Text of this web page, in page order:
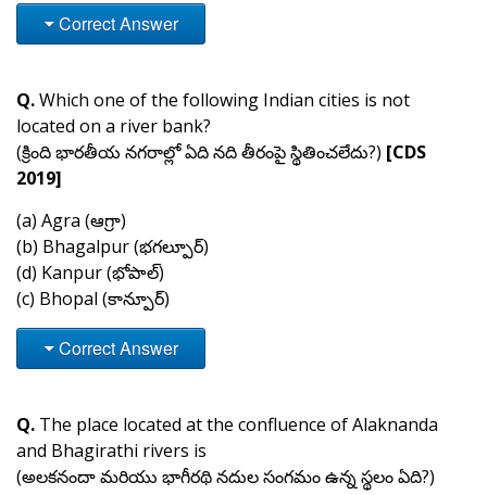
Correct Answer
Q.Which one of the following Indian cities is not
located on a river bank?
(క్రింది భారతీయ నగరాల్లో ఏది నది తీరంపై స్థితించలేదు?) [CDS
2019]
(a) Agra (ఆగ్రా)
(b) Bhagalpur (భగల్పూర్)
(d) Kanpur (భోపాల్)
(c) Bhopal (కాన్పూర్)
Correct Answer
Q. The place located at the confluence of Alaknanda
and Bhagirathi rivers is
(అలకనందా మరియు భాగీరథి నదుల సంగమం ఉన్న స్థలం ఏది?)